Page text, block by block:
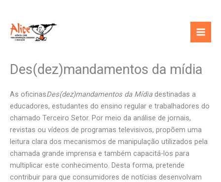
conteúdo
Des(dez)mandamentos da mídia
As oficinasDes(dez)mandamentos da Mídiadestinadas a
educadores, estudantes do ensino regular e trabalhadores do
chamado Terceiro Setor. Por meio da análise de jornais,
revistas ou vídeos de programas televisivos, propõem uma
leitura clara dos mecanismos de manipulação utilizados pela
chamada grande imprensa e também capacitá-los para
multiplicar este conhecimento. Desta forma, pretende
contribuir para que consumidores de notícias desenvolvam